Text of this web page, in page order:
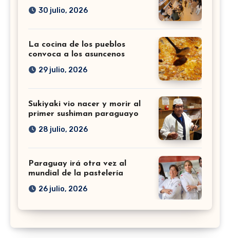
30 julio, 2026
La cocina de los pueblos
convoca a los asuncenos
29 julio, 2026
Sukiyaki vio nacer y morir al
primer sushiman paraguayo
28 julio, 2026
Paraguay irá otra vez al
mundial de la pastelería
26 julio, 2026